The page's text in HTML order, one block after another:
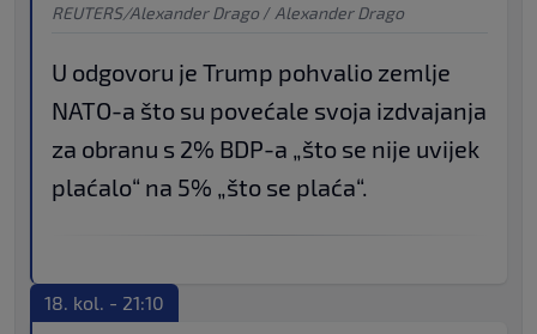
REUTERS/Alexander Drago / Alexander Drago
U odgovoru je Trump pohvalio zemlje
NATO-a što su povećale svoja izdvajanja
za obranu s 2% BDP-a „što se nije uvijek
plaćalo“ na 5% „što se plaća“.
18. kol. - 21:10